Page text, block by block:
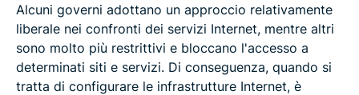
Alcuni governi adottano un approccio relativamente
liberale nei confronti dei servizi Internet, mentre altri
sono molto più restrittivi e bloccano l'accesso a
determinati siti e servizi. Di conseguenza, quando si
tratta di configurare le infrastrutture Internet, è